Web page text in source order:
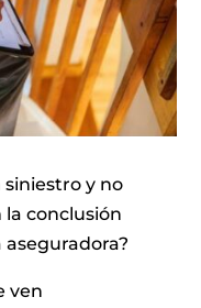
y no
conclusión
ven